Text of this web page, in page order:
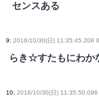
センスある
9: 2016/10/30(日) 11:35:45.208
らき☆すたもにわか
10: 2016/10/30(日) 11:35:50.096